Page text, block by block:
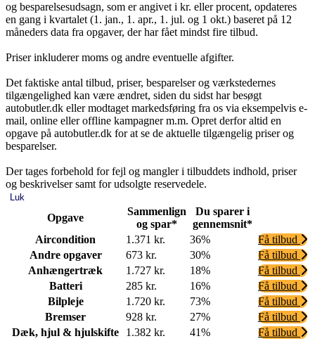
og besparelsesudsagn, som er angivet i kr. eller procent, opdateres
en gang i kvartalet (1. jan., 1. apr., 1. jul. og 1 okt.) baseret på 12
måneders data fra opgaver, der har fået mindst fire tilbud.
Priser inkluderer moms og andre eventuelle afgifter.
Det faktiske antal tilbud, priser, besparelser og værkstedernes
tilgængelighed kan være ændret, siden du sidst har besøgt
autobutler.dk eller modtaget markedsføring fra os via eksempelvis e-
mail, online eller offline kampagner m.m. Opret derfor altid en
opgave på autobutler.dk for at se de aktuelle tilgængelig priser og
besparelser.
Der tages forbehold for fejl og mangler i tilbuddets indhold, priser
og beskrivelser samt for udsolgte reservedele.
Luk
Opgave
Sammenlign
og spar*
Du sparer i
gennemsnit*
Aircondition
1.371 kr. 36%
Få tilbud
Andre opgaver
673 kr. 30%
Få tilbud
Anhængertræk
1.727 kr. 18%
Få tilbud
Batteri
285 kr. 16%
Få tilbud
Bilpleje
1.720 kr. 73%
Få tilbud
Bremser
928 kr. 27%
Få tilbud
Dæk, hjul & hjulskifte
1.382 kr. 41%
Få tilbud